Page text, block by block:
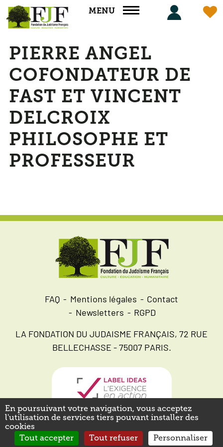
MENU
PIERRE ANGEL
COFONDATEUR DE
FAST ET VINCENT
DELCROIX
PHILOSOPHE ET
PROFESSEUR
FAQ Mentions légales
Contact
Newsletters
RGPD
LA FONDATION DU JUDAISME FRANÇAIS, 72 RUE
BELLECHASSE - 75007 PARIS.
Panneau de gestion des cookies
En poursuivant votre navigation, vous acceptez
l'utilisation de services tiers pouvant installer des
cookies
Tout accepter
Tout refuser Personnaliser